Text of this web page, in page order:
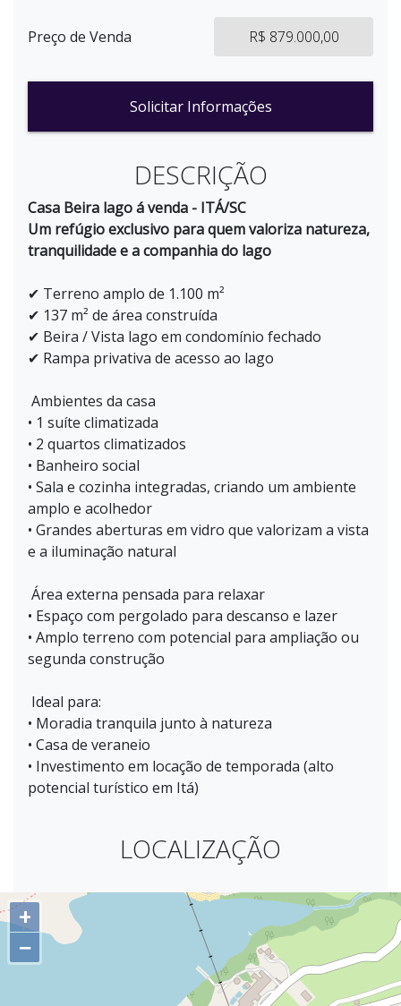
Preço de Venda R$ 879.000,00
Solicitar Informações
DESCRIÇÃO
Casa Beira lago á venda - ITÁ/SC
Um refúgio exclusivo para quem valoriza natureza,
tranquilidade e a companhia do lago
✔ Terreno amplo de 1.100 m²
✔ 137 m² de área construída
✔ Beira / Vista lago em condomínio fechado
✔ Rampa privativa de acesso ao lago
Ambientes da casa
• 1 suíte climatizada
• 2 quartos climatizados
• Banheiro social
• Sala e cozinha integradas, criando um ambiente
amplo e acolhedor
• Grandes aberturas em vidro que valorizam a vista
e a iluminação natural
Área externa pensada para relaxar
• Espaço com pergolado para descanso e lazer
• Amplo terreno com potencial para ampliação ou
segunda construção
Ideal para:
• Moradia tranquila junto à natureza
• Casa de veraneio
• Investimento em locação de temporada (alto
potencial turístico em Itá)
LOCALIZAÇÃO
+
−